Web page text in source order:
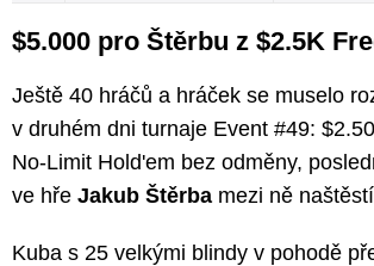
$5.000 pro Štěrbu z $2.5K
Ještě 40 hráčů a hráček se muselo
v druhém dni turnaje Event #49:
No-Limit Hold'em bez odměny,
ve hře Jakub Štěrba mezi ně
Kuba s 25 velkými blindy v pohodě